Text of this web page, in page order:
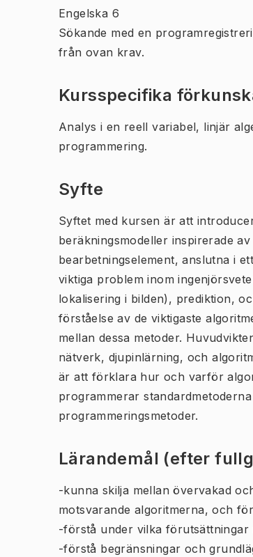
Engelska 6
Sökande med en
från ovan krav.
Kursspecifika
Analys i en reell variabel, linjär
programmering.
Syfte
Syftet med kursen är att
beräkningsmodeller inspirerade
bearbetningselement, anslutna i
viktiga problem inom
lokalisering i bilden), prediktion,
förståelse av de viktigaste
mellan dessa metoder.
nätverk, djupinlärning, och
är att förklara hur och varför
programmerar
programmeringsmetoder.
Lärandemål (efter
-kunna skilja mellan övervakad
motsvarande algoritmerna, och
-förstå under vilka
-förstå begränsningar och